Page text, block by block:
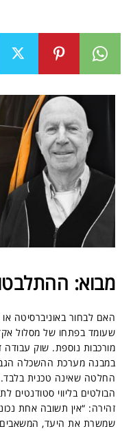
מבוא:
האם לבחור באוניברסיטה
שעומד בפתחו של מסלול
מורכבות נוספת. שוק עבודה
במבנה מערכת ההשכלה
החלטה שאינה טכנית בלבד.
הבולטים בליווי
זהירה: “אין תשובה אחת
שמשרת את היעד,